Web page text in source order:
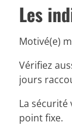
Les
Motivé(e)
Vérifiez
jours
La
point fixe.